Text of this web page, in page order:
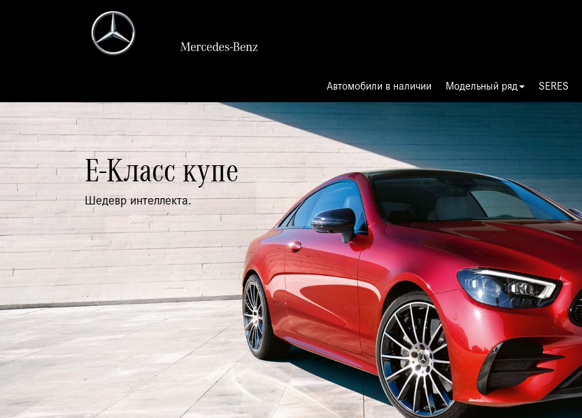
Автомобили в наличии Модельный ряд SERES
E-Класс купе
Шедевр интеллекта.